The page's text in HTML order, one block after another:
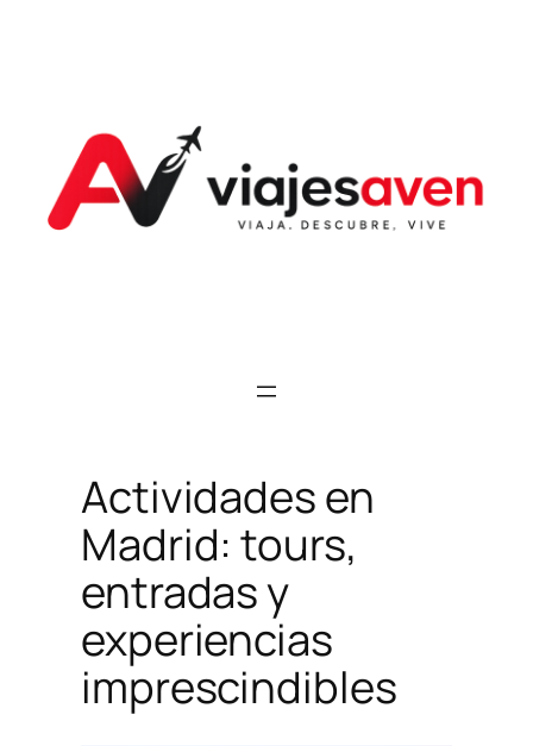
contenido
Actividades en
Madrid: tours,
entradas y
experiencias
imprescindibles